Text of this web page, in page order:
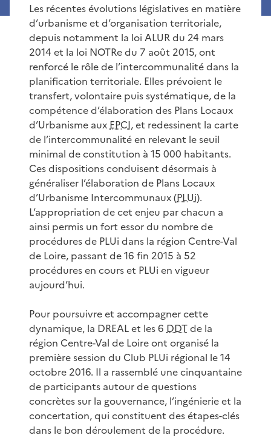
Les récentes évolutions législatives en matière
d’urbanisme et d’organisation territoriale,
depuis notamment la loi ALUR du 24 mars
2014 et la loi NOTRe du 7 août 2015, ont
renforcé le rôle de l’intercommunalité dans la
planification territoriale. Elles prévoient le
transfert, volontaire puis systématique, de la
compétence d’élaboration des Plans Locaux
d’Urbanisme aux EPCI, et redessinent la carte
de l’intercommunalité en relevant le seuil
minimal de constitution à 15 000 habitants.
Ces dispositions conduisent désormais à
généraliser l’élaboration de Plans Locaux
d’Urbanisme Intercommunaux (PLUi).
L’appropriation de cet enjeu par chacun a
ainsi permis un fort essor du nombre de
procédures de PLUi dans la région Centre-Val
de Loire, passant de 16 fin 2015 à 52
procédures en cours et PLUi en vigueur
aujourd’hui.
Pour poursuivre et accompagner cette
dynamique, la DREAL et les 6 DDTde la
région Centre-Val de Loire ont organisé la
première session du Club PLUi régional le 14
octobre 2016. Il a rassemblé une cinquantaine
de participants autour de questions
concrètes sur la gouvernance, l’ingénierie et la
concertation, qui constituent des étapes-clés
dans le bon déroulement de la procédure.